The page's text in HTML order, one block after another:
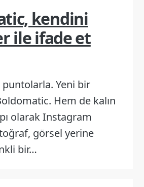
kendini
ile ifade et
puntolarla. Yeni bir
Hem de kalın
olarak Instagram
görsel yerine
bir…